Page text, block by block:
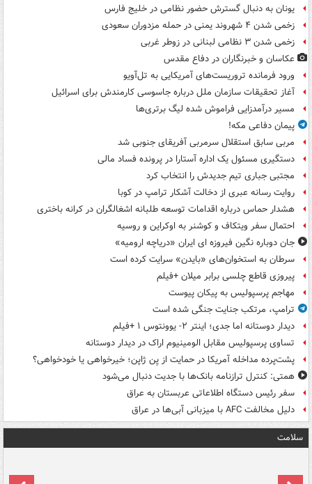
یونان به دنبال گسترش حضور نظامی در خلیج فارس
زخمی شدن ۴ شهروند یمنی در حمله مزدوران سعودی
زخمی شدن ۳ نظامی لبنانی در زوطر غربی
عکاسان و خبرنگاران در دفاع مقدس
ورود فرمانده تروریست‌های آمریکایی به تل‌آویو
آغاز تحقیقات سازمان ملل درباره جاسوسی کارمندش برای اسرائیل
مسیر درآمدزایی فراموش شده لیگ برتری‌ها
پیمان دفاعی مکه!
مربی سابق استقلال سرمربی آفریقای جنوبی شد
دستگیری مسئول یک اداره آستارا در پرونده فساد مالی
مجتبی جباری تیم جدیدش را انتخاب کرد
روایت رسانه عبری از دخالت آشکار ترامپ در کوبا
هشدار حماس درباره اقدامات توسعه طلبانه اشغالگران در کرانه باختری
احتمال سفر ویتکاف و کوشنر به اوکراین و روسیه
جان دوباره نگین فیروزه ای ایران «دریاچه ارومیه»
سرطان به استخوان‌های «بایدن» سرایت کرده است
پیروزی قاطع چلسی برابر میلان +فیلم
مهاجم پرسپولیس به پیکان پیوست
ترامپ، مرتکب جنایت جنگی شده است
دیدار دوستانه اما جدی؛ اینتر ۲- یوونتوس ۱ +فیلم
تساوی پرسپولیس مقابل الومینیوم اراک در دیدار دوستانه
پشت‌پرده مداخله آمریکا در حمایت از یِن ژاپن؛ خیرخواهی یا خودخواهی؟
همتی: کنترل ترازنامه بانک‌ها با جدیت دنبال می‌شود
سفر رئیس دستگاه اطلاعاتی عربستان به عراق
دلیل مخالفت AFC با میزبانی آبی‌ها در عراق
سلامت